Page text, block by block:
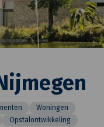
Woningen
Opstalontwikkeling